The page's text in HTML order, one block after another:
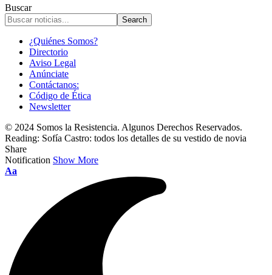
Buscar
¿Quiénes Somos?
Directorio
Aviso Legal
Anúnciate
Contáctanos:
Código de Ética
Newsletter
© 2024 Somos la Resistencia. Algunos Derechos Reservados.
Reading: Sofía Castro: todos los detalles de su vestido de novia
Share
Notification Show More
Font
Aa